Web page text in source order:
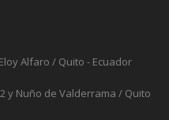
Alfaro / Quito - Ecuador
y Nuño de Valderrama / Quito